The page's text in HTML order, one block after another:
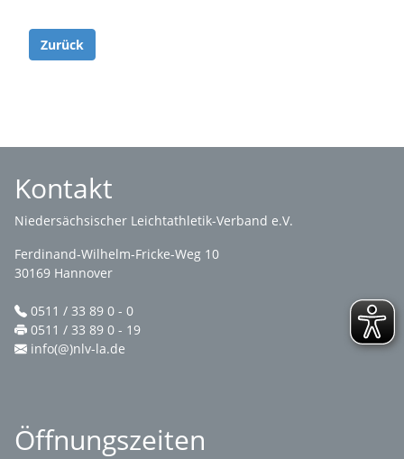
Zurück
Kontakt
Niedersächsischer Leichtathletik-Verband e.V.
Ferdinand-Wilhelm-Fricke-Weg 10
30169 Hannover
0511 / 33 89 0 - 0
0511 / 33 89 0 - 19
info(@)nlv-la.de
Öffnungszeiten